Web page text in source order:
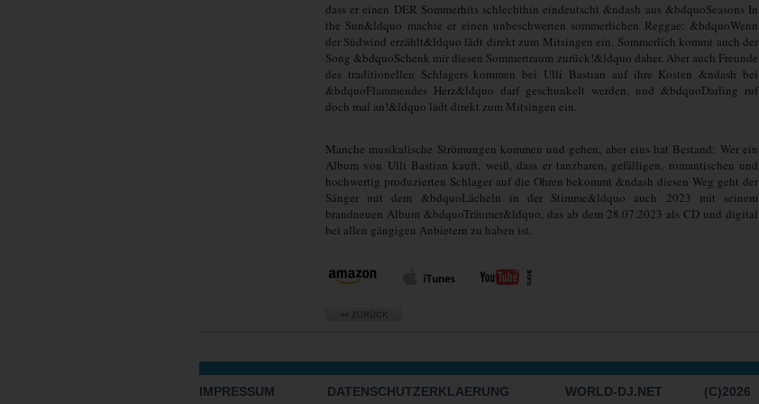
dass er einen DER Sommerhits schlechthin eindeutscht &ndash aus &bdquoSeasons In
the Sun&ldquo machte er einen unbeschwerten sommerlichen Reggae: &bdquoWenn
der Südwind erzählt&ldquo lädt direkt zum Mitsingen ein. Sommerlich kommt auch der
Song &bdquoSchenk mir diesen Sommertraum zurück!&ldquo daher. Aber auch Freunde
des traditionellen Schlagers kommen bei Ulli Bastian auf ihre Kosten &ndash bei
&bdquoFlammendes Herz&ldquo darf geschunkelt werden, und &bdquoDarling ruf
doch mal an!&ldquo lädt direkt zum Mitsingen ein.
Manche musikalische Strömungen kommen und gehen, aber eins hat Bestand: Wer ein
Album von Ulli Bastian kauft, weiß, dass er tanzbaren, gefälligen, romantischen und
hochwertig produzierten Schlager auf die Ohren bekommt &ndash diesen Weg geht der
Sänger mit dem &bdquoLächeln in der Stimme&ldquo auch 2023 mit seinem
brandneuen Album &bdquoTräumer&ldquo, das ab dem 28.07.2023 als CD und digital
bei allen gängigen Anbietern zu haben ist.
IMPRESSUM DATENSCHUTZERKLAERUNG WORLD-DJ.NET (C)2026